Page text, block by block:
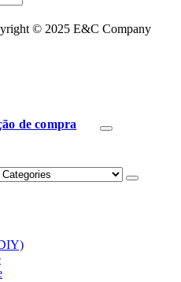
© 2025 E&C Company
de compra